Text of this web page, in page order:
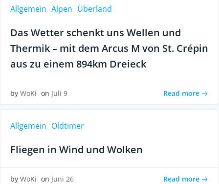
Allgemein Alpen Überland
Das Wetter schenkt uns Wellen und
Thermik – mit dem Arcus M von St. Crépin
aus zu einem 894km Dreieck
by WoKi on Juli 9 Read more
Allgemein Oldtimer
Fliegen in Wind und Wolken
by WoKi on Juni 26 Read more